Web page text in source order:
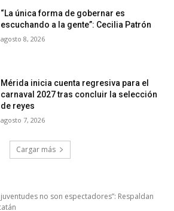
“La única forma de gobernar es
escuchando a la gente”: Cecilia Patrón
agosto 8, 2026
Mérida inicia cuenta regresiva para el
carnaval 2027 tras concluir la selección
de reyes
agosto 7, 2026
Cargar más